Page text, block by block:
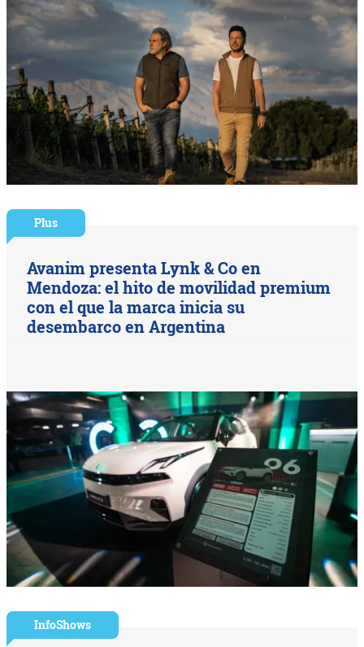
Plus
Avanim presenta Lynk & Co en
Mendoza: el hito de movilidad premium
con el que la marca inicia su
desembarco en Argentina
InfoShows